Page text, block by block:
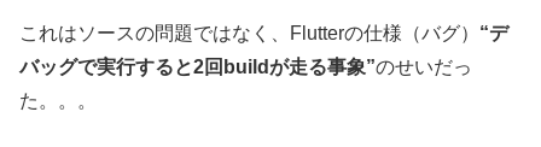
これはソースの問題ではなく、Flutterの仕様（バグ） “デ
バッグで実行すると2回buildが走る事象”のせいだっ
た。。。